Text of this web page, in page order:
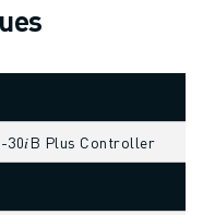
30𝑖B Plus Controller